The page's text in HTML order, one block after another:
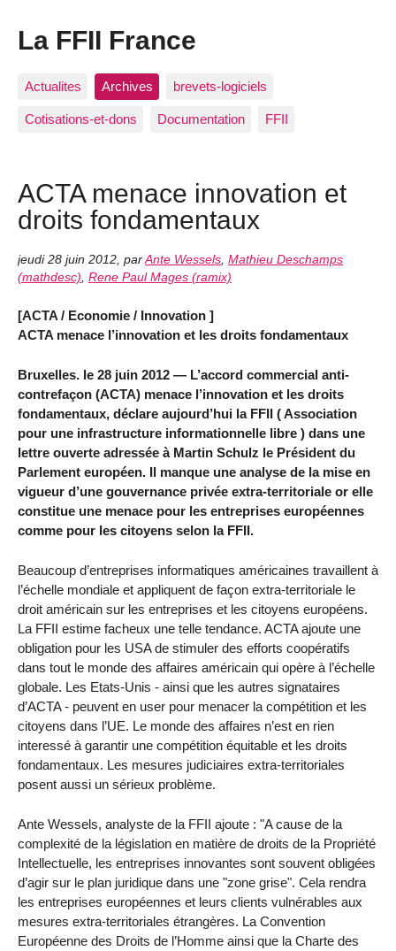
La FFII France
Actualites Archives brevets-logiciels
Cotisations-et-dons Documentation FFII
ACTA menace innovation et
droits fondamentaux
jeudi 28 juin 2012 par Ante Wessels Mathieu Deschamps
(mathdesc) Rene Paul Mages (ramix)
[ACTA / Economie / Innovation ]
ACTA menace l’innovation et les droits fondamentaux
Bruxelles. le 28 juin 2012 — L’accord commercial anti-
contrefaçon (ACTA) menace l’innovation et les droits
fondamentaux, déclare aujourd’hui la FFII ( Association
pour une infrastructure informationnelle libre ) dans une
lettre ouverte adressée à Martin Schulz le Président du
Parlement européen. Il manque une analyse de la mise en
vigueur d’une gouvernance privée extra-territoriale or elle
constitue une menace pour les entreprises européennes
comme pour les citoyens selon la FFII.
Beaucoup d’entreprises informatiques américaines travaillent à
l’échelle mondiale et appliquent de façon extra-territoriale le
droit américain sur les entreprises et les citoyens européens.
La FFII estime facheux une telle tendance. ACTA ajoute une
obligation pour les USA de stimuler des efforts coopératifs
dans tout le monde des affaires américain qui opère à l’échelle
globale. Les Etats-Unis - ainsi que les autres signataires
d’ACTA - peuvent en user pour menacer la compétition et les
citoyens dans l’UE. Le monde des affaires n’est en rien
interessé à garantir une compétition équitable et les droits
fondamentaux. Les mesures judiciaires extra-territoriales
posent aussi un sérieux problème.
Ante Wessels, analyste de la FFII ajoute : "A cause de la
complexité de la législation en matière de droits de la Propriété
Intellectuelle, les entreprises innovantes sont souvent obligées
d’agir sur le plan juridique dans une "zone grise". Cela rendra
les entreprises européennes et leurs clients vulnérables aux
mesures extra-territoriales étrangères. La Convention
Européenne des Droits de l’Homme ainsi que la Charte des